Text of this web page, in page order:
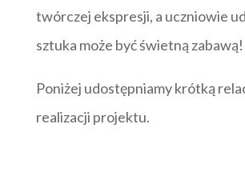
twórczej ekspresji, a uczniowie
sztuka może być świetną zabawą!
Poniżej udostępniamy krótką
realizacji projektu.